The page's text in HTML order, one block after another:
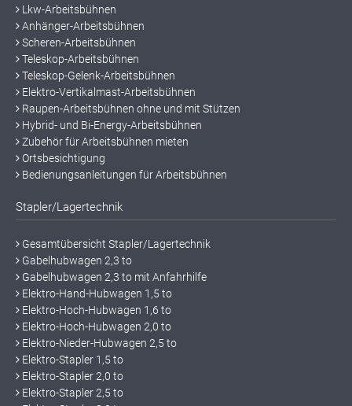
Lkw-Arbeitsbühnen
Anhänger-Arbeitsbühnen
Scheren-Arbeitsbühnen
Teleskop-Arbeitsbühnen
Teleskop-Gelenk-Arbeitsbühnen
Elektro-Vertikalmast-Arbeitsbühnen
Raupen-Arbeitsbühnen ohne und mit Stützen
Hybrid- und Bi-Energy-Arbeitsbühnen
Zubehör für Arbeitsbühnen mieten
Ortsbesichtigung
Bedienungsanleitungen für Arbeitsbühnen
Stapler/Lagertechnik
Gesamtübersicht Stapler/Lagertechnik
Gabelhubwagen 2,3 to
Gabelhubwagen 2,3 to mit Anfahrhilfe
Elektro-Hand-Hubwagen 1,5 to
Elektro-Hoch-Hubwagen 1,6 to
Elektro-Hoch-Hubwagen 2,0 to
Elektro-Nieder-Hubwagen 2,5 to
Elektro-Stapler 1,5 to
Elektro-Stapler 2,0 to
Elektro-Stapler 2,5 to